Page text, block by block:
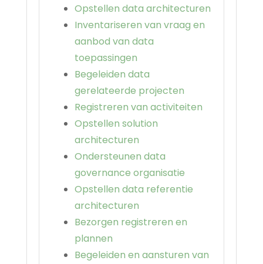
Opstellen data architecturen
Inventariseren van vraag en
aanbod van data
toepassingen
Begeleiden data
gerelateerde projecten
Registreren van activiteiten
Opstellen solution
architecturen
Ondersteunen data
governance organisatie
Opstellen data referentie
architecturen
Bezorgen registreren en
plannen
Begeleiden en aansturen van